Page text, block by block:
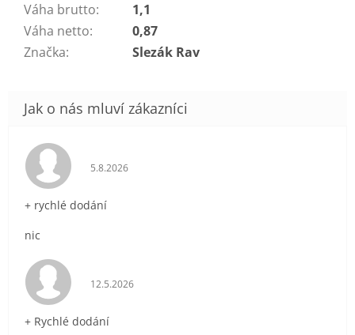
Váha brutto:
1,1
Váha netto:
0,87
Značka: Slezák Rav
Hodnocení obchodu je 5 z 5 hvězdiček.
5.8.2026
+ rychlé dodání
nic
Hodnocení obchodu je 5 z 5 hvězdiček.
12.5.2026
+ Rychlé dodání